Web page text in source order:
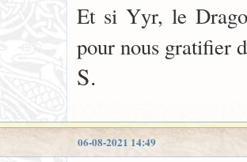
Et si Yyr, le
pour nous gratifier
S.
06-08-2021 14:49